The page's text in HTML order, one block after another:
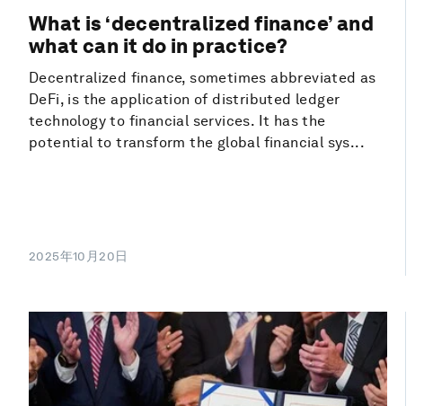
What is ‘decentralized finance’ and
what can it do in practice?
Decentralized finance, sometimes abbreviated as
DeFi, is the application of distributed ledger
technology to financial services. It has the
potential to transform the global financial sys...
2025年10月20日